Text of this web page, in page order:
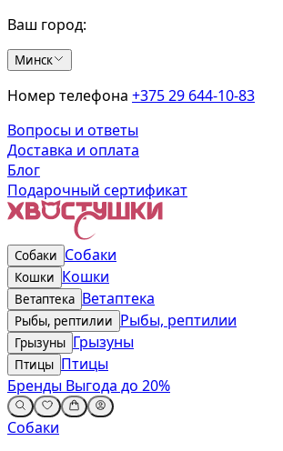
Ваш город:
Минск
Номер телефона +375 29 644-10-83
Вопросы и ответы
Доставка и оплата
Блог
Подарочный сертификат
Собаки Собаки
Кошки Кошки
Ветаптека Ветаптека
Рыбы, рептилии Рыбы, рептилии
Грызуны Грызуны
Птицы Птицы
Бренды Выгода до 20%
Собаки